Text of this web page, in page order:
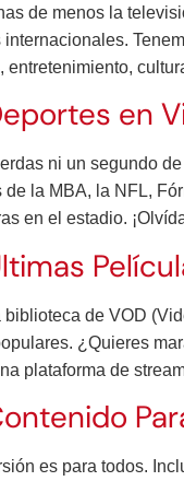
de menos la
internacionales.
entretenimiento,
en
ni un segundo
de la MBA, la NFL,
en el estadio.
biblioteca de VOD
¿Quieres
plataforma de
es para todos.